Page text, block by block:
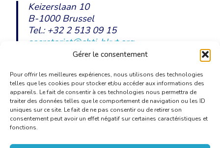
Gérer le consentement
Pour offrir les meilleures expériences, nous utilisons des technologies
telles que les cookies pour stocker et/ou accéder aux informations des
appareils. Le fait de consentir à ces technologies nous permettra de
traiter des données telles que le comportement de navigation ou les ID
uniques sur ce site. Le fait de ne pas consentir ou de retirer son
consentement peut avoir un effet négatif sur certaines caractéristiques et
fonctions.
Keizerslaan 10
B-1000 Brussel
Tel.: +32 2 513 09 15
secretariat@cbti-bkvt.org
www.cbti-bkvt.org